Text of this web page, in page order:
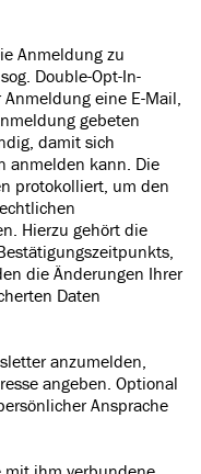
Anmeldung zu
Double-Opt-In-
eine E-Mail,
gebeten
damit sich
anmelden kann. Die
protokolliert, um den
Hierzu gehört die
die Änderungen Ihrer
Daten
anzumelden,
angeben. Optional
Ansprache